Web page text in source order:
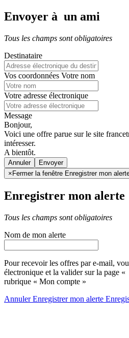
Envoyer à un ami
Tous les champs sont obligatoires
Destinataire
Vos coordonnées Votre nom
Votre adresse électronique
Message
Bonjour,
Voici une offre parue sur le site
intéresser.
A bientôt.
Annuler
× Fermer la fenêtre Enregistrer mon
Enregistrer mon alerte
Tous les champs sont obligatoires
Nom de mon alerte
Pour recevoir les offres par e-mail,
électronique et la valider sur la page «
rubrique « Mon compte »
AnnulerEnregistrer mon alerte